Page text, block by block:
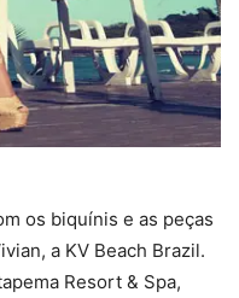
os biquínis e as peças
a KV Beach Brazil.
Resort & Spa,